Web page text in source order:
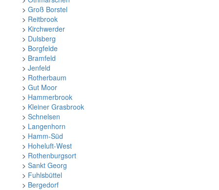
> Groß Borstel
> Reitbrook
> Kirchwerder
> Dulsberg
> Borgfelde
> Bramfeld
> Jenfeld
> Rotherbaum
> Gut Moor
> Hammerbrook
> Kleiner Grasbrook
> Schnelsen
> Langenhorn
> Hamm-Süd
> Hoheluft-West
> Rothenburgsort
> Sankt Georg
> Fuhlsbüttel
> Bergedorf